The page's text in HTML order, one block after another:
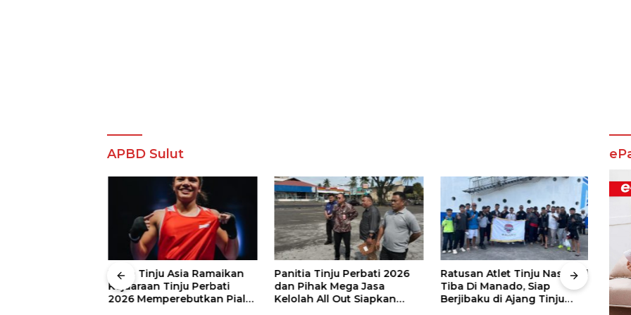
APBD Sulut
Juara Tinju Asia Ramaikan
Kejuaraan Tinju Perbati
2026 Memperebutkan Piala
Panitia Tinju Perbati 2026
dan Pihak Mega Jasa
Kelolah All Out Siapkan
Ratusan Atlet Tinju Nasional
Tiba Di Manado, Siap
Berjibaku di Ajang Tinju